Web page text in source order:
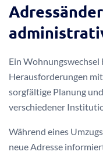
Ein
Herausforderungen
sorgfältige Planung
verschiedener
Während eines
neue Adresse